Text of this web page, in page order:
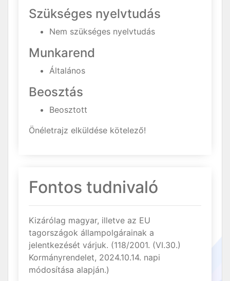
Szükséges nyelvtudás
Nem szükséges nyelvtudás
Munkarend
Általános
Beosztás
Beosztott
Önéletrajz elküldése kötelező!
Fontos tudnivaló
Kizárólag magyar, illetve az EU
tagországok állampolgárainak a
jelentkezését várjuk. (118/2001. (VI.30.)
Kormányrendelet, 2024.10.14. napi
módosítása alapján.)